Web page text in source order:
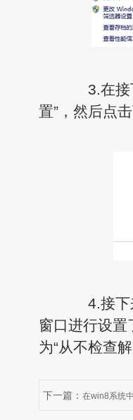
3.在接下
置”，然后点
4.接下来
窗口进行设
为“从不检查
下一篇： 在win8系统